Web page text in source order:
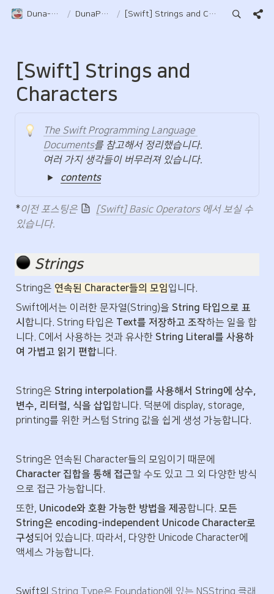
Duna-Pocket / DunaPocket / [Swift] Strings and Characters
[Swift] Strings and
Characters
The Swift Programming Language
Documents를 참고해서 정리했습니다.
여러 가지 생각들이 버무러져 있습니다.
contents
*이전 포스팅은 [Swift] Basic Operators 에서 보실 수
있습니다.
Strings
String은 연속된 Character들의 모임입니다.
Swift에서는 이러한 문자열(String)을 String 타입으로 표
시 합니다. String 타입은 Text를 저장하고 조작하는 일을 합
니다. C에서 사용하는 것과 유사한 String Literal를 사용하
여 가볍고 읽기 편합니다.
String은 String interpolation를 사용해서 String에 상수,
변수, 리터럴, 식을 삽입합니다. 덕분에 display, storage,
printing를 위한 커스텀 String 값을 쉽게 생성 가능합니다.
Character 집합을 통해 접근할 수도 있고 그 외 다양한 방식
으로 접근 가능합니다.
또한, Unicode와 호환 가능한 방법을 제공합니다. 모든
String은 encoding-independent Unicode Character로
구성되어 있습니다. 따라서, 다양한 Unicode Character에
액세스 가능합니다.
Swift의 String Type은 Foundation에 있는 NSString 클래